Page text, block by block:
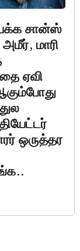
சான்ஸ்
மாரி
ஏவி
ஒருத்தர